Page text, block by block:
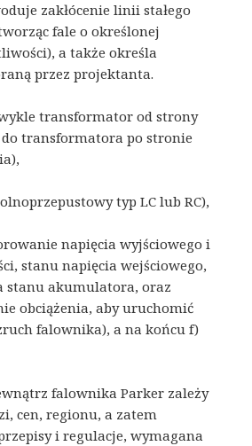
zakłócenie linii stałego
fale o określonej
a także określa
przez projektanta.
transformator od strony
transformatora po stronie
typ LC lub RC),
napięcia wyjściowego i
stanu napięcia wejściowego,
akumulatora, oraz
obciążenia, aby uruchomić
falownika), a na końcu f)
falownika Parker zależy
cen, regionu, a zatem
i regulacje, wymagana